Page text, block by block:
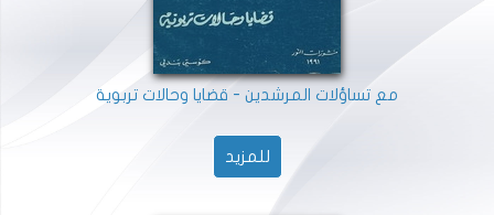
مع تساؤلات المرشدين - قضايا وحالات تربوية
للمزيد